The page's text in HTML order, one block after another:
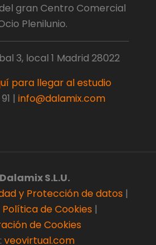
gran Centro Comercial
Plenilunio.
3, local 1 Madrid 28022
para llegar al estudio
| info@dalamix.com
S.L.U.
y Protección de datos |
Política de Cookies |
de Cookies
veovirtual.com